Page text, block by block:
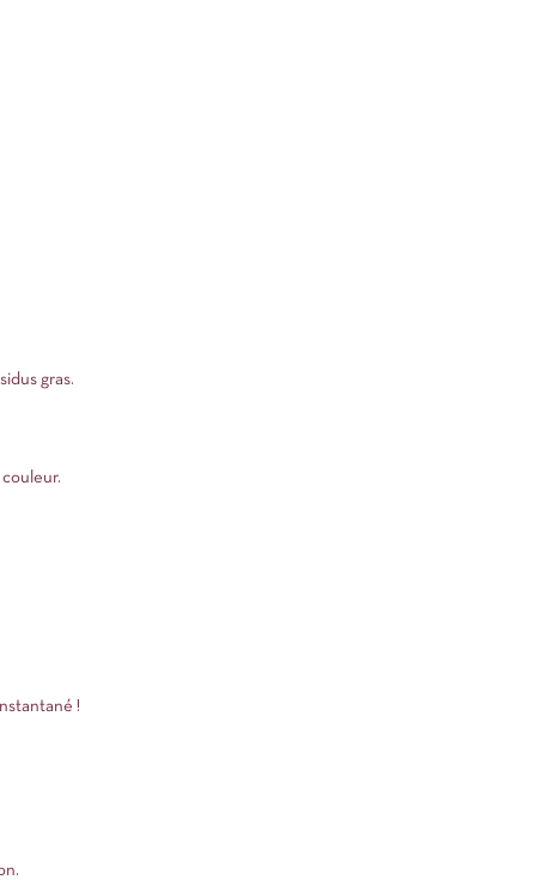
gras.
!